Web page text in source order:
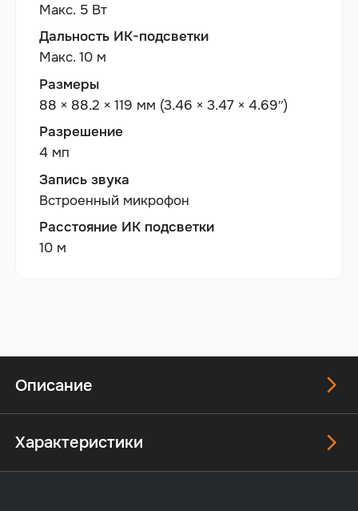
Макс. 5 Вт
Дальность ИК-подсветки
Макс. 10 м
Размеры
88 × 88.2 × 119 мм (3.46 × 3.47 × 4.69″)
Разрешение
4 мп
Запись звука
Встроенный микрофон
Расстояние ИК подсветки
10 м
Описание
Характеристики